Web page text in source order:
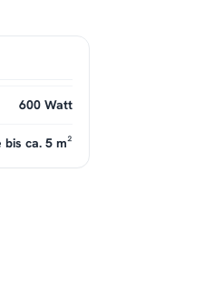
600 Watt
bis ca. 5 m²